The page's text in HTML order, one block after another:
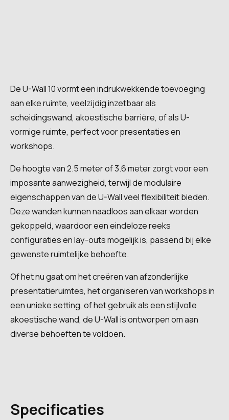
Specificaties
De U-Wall 10 vormt een indrukwekkende toevoeging
aan elke ruimte, veelzijdig inzetbaar als
scheidingswand, akoestische barrière, of als U-
vormige ruimte, perfect voor presentaties en
workshops.
De hoogte van 2.5 meter of 3.6 meter zorgt voor een
imposante aanwezigheid, terwijl de modulaire
eigenschappen van de U-Wall veel flexibiliteit bieden.
Deze wanden kunnen naadloos aan elkaar worden
gekoppeld, waardoor een eindeloze reeks
configuraties en lay-outs mogelijk is, passend bij elke
gewenste ruimtelijke behoefte.
Of het nu gaat om het creëren van afzonderlijke
presentatieruimtes, het organiseren van workshops in
een unieke setting, of het gebruik als een stijlvolle
akoestische wand, de U-Wall is ontworpen om aan
diverse behoeften te voldoen.